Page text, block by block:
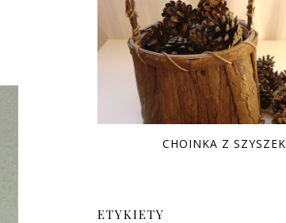
CHOINKA Z SZYSZEK
ETYKIETY